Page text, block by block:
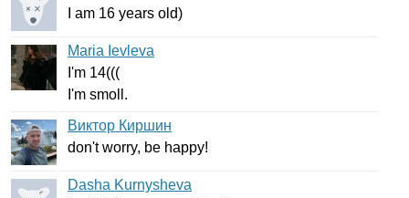
am 16 years old)
Maria Ievleva
I'm 14(((
I'm smoll .
Виктор Киршин
don't worry, be happy!
Dasha Kurnysheva